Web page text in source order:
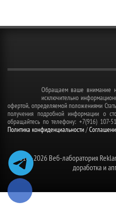
Обращаем ваше внимание
исключительно
офертой, определяемой положениями
получения подробной информации о
обращайтесь по телефону: +7(916) 107-
Политика конфиденциальности/
©2010–2026 Веб-лаборатория
доработка и